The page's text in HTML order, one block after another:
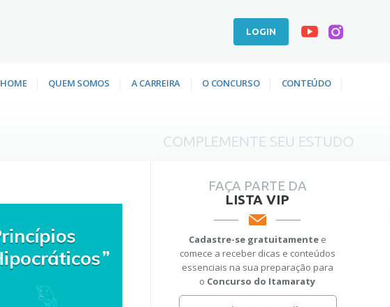
LOGIN
HOME QUEM SOMOS A CARREIRA O CONCURSO CONTEÚDO
COMPLEMENTE SEU ESTUDO
FAÇA PARTE DA
LISTA VIP
Cadastre-se gratuitamentee
comece a receber dicas e conteúdos
essenciais na sua preparação para
o Concurso do Itamaraty